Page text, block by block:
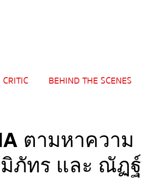
BEHIND THE SCENES
ตามหาความ
มิภัทร และ ณัฏฐ์